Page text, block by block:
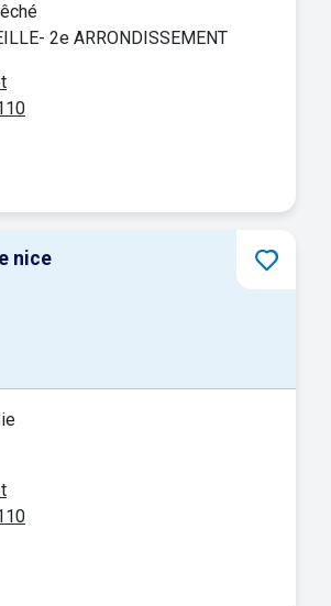
2e ARRONDISSEMENT
nice